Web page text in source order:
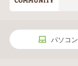
パソコン